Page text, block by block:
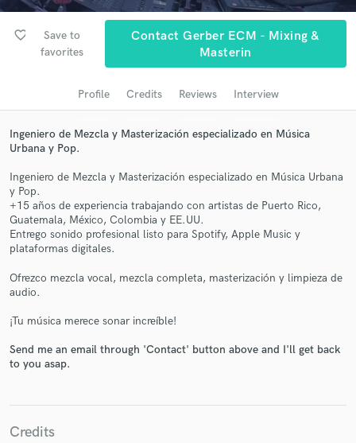
favorite_border
Save to
favorites
Contact Gerber ECM - Mixing &
Masterin
Profile Credits Reviews Interview
Ingeniero de Mezcla y Masterización especializado en Música
Urbana y Pop.
Ingeniero de Mezcla y Masterización especializado en Música Urbana
y Pop.
+15 años de experiencia trabajando con artistas de Puerto Rico,
Guatemala, México, Colombia y EE.UU.
Entrego sonido profesional listo para Spotify, Apple Music y
plataformas digitales.
Ofrezco mezcla vocal, mezcla completa, masterización y limpieza de
audio.
¡Tu música merece sonar increíble!
Send me an email through 'Contact' button above and I'll get back
to you asap.
Credits
audio samples and verified reviews of top pros.
Get Free Proposals
Contact pros directly with your project details
and receive handcrafted proposals and budgets